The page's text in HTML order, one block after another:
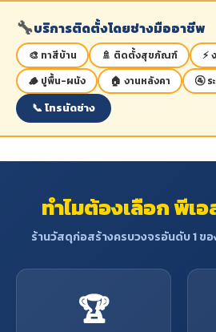
🔧บริการติดตั้งโดยช่างมืออาชีพ
🎨 ทาสีบ้าน 🚿 ติดตั้งสุขภัณฑ์
⚡
🪵 ปูพื้น-ผนัง
🏠 งานหลังคา 🚰 ร
📞 โทรนัดช่าง
ทำไมต้องเลือก พีเอ
ร้านวัสดุก่อสร้างครบวงจรอันดับ 1 ข
🏆